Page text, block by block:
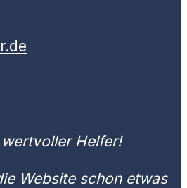
Helfer!
Website schon etwas